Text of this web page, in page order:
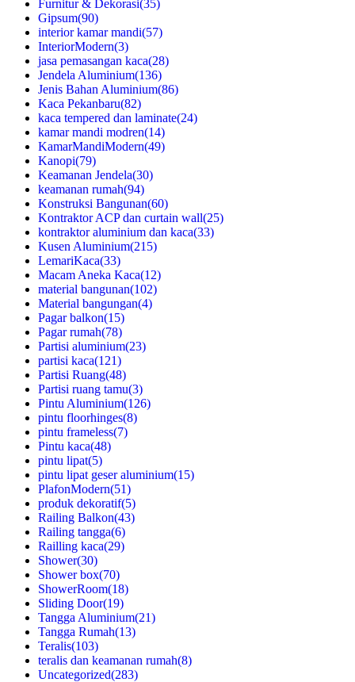
Furnitur & Dekorasi(35)
Gipsum(90)
interior kamar mandi(57)
InteriorModern(3)
jasa pemasangan kaca(28)
Jendela Aluminium(136)
Jenis Bahan Aluminium(86)
Kaca Pekanbaru(82)
kaca tempered dan laminate(24)
kamar mandi modren(14)
KamarMandiModern(49)
Kanopi(79)
Keamanan Jendela(30)
keamanan rumah(94)
Konstruksi Bangunan(60)
Kontraktor ACP dan curtain wall(25)
kontraktor aluminium dan kaca(33)
Kusen Aluminium(215)
LemariKaca(33)
Macam Aneka Kaca(12)
material bangunan(102)
Material bangungan(4)
Pagar balkon(15)
Pagar rumah(78)
Partisi aluminium(23)
partisi kaca(121)
Partisi Ruang(48)
Partisi ruang tamu(3)
Pintu Aluminium(126)
pintu floorhinges(8)
pintu frameless(7)
Pintu kaca(48)
pintu lipat(5)
pintu lipat geser aluminium(15)
PlafonModern(51)
produk dekoratif(5)
Railing Balkon(43)
Railing tangga(6)
Railling kaca(29)
Shower(30)
Shower box(70)
ShowerRoom(18)
Sliding Door(19)
Tangga Aluminium(21)
Tangga Rumah(13)
Teralis(103)
teralis dan keamanan rumah(8)
Uncategorized(283)